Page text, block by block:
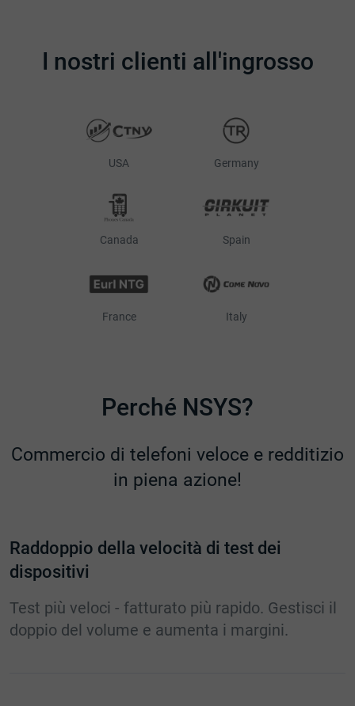
I nostri clienti all'ingrosso
USA Germany
Canada Spain
France Italy
Perché NSYS?
Commercio di telefoni veloce e redditizio
in piena azione!
Raddoppio della velocità di test dei
dispositivi
Test più veloci - fatturato più rapido. Gestisci il
doppio del volume e aumenta i margini.